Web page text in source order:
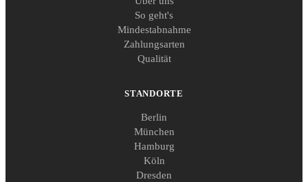
So geht's
Mindestabnahme
Zahlungsarten
Qualität
STANDORTE
Berlin
München
Hamburg
Köln
Dresden